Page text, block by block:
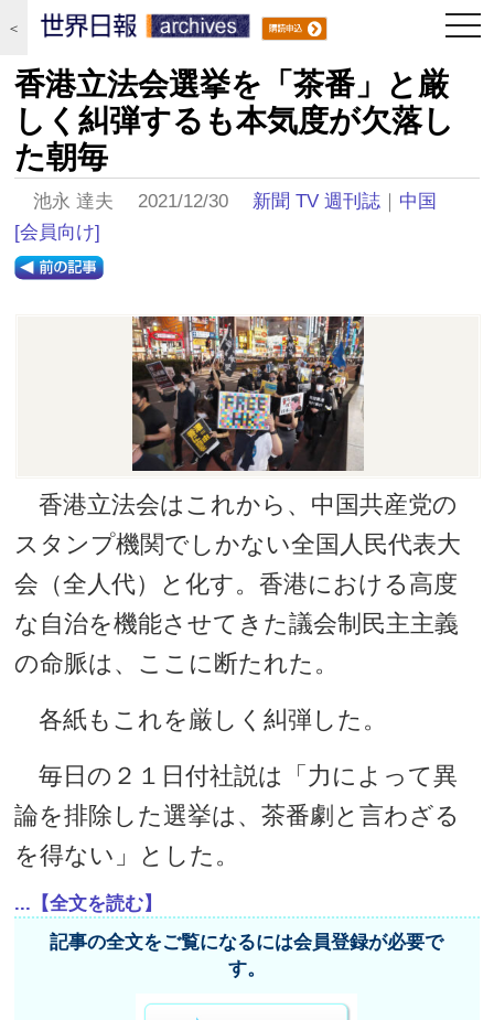
＜
香港立法会選挙を「茶番」と厳
しく糾弾するも本気度が欠落し
た朝毎
池永 達夫 2021/12/30 新聞 TV 週刊誌 ｜ 中国
[会員向け]
香港立法会はこれから、中国共産党の
スタンプ機関でしかない全国人民代表大
会（全人代）と化す。香港における高度
な自治を機能させてきた議会制民主主義
の命脈は、ここに断たれた。
各紙もこれを厳しく糾弾した。
毎日の２１日付社説は「力によって異
論を排除した選挙は、茶番劇と言わざる
を得ない」とした。
...【全文を読む】
記事の全文をご覧になるには会員登録が必要で
す。